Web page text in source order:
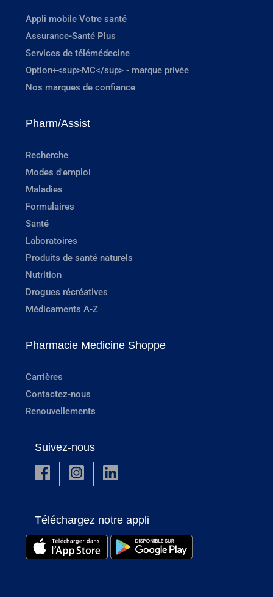
Appli mobile Votre santé
Assurance-Santé Plus
Services de télémédecine
Option+<sup>MC</sup> - marque privée
Nos marques de confiance
Pharm/Assist
Recherche
Modes d'emploi
Maladies
Formulaires
Santé
Laboratoires
Produits de santé naturels
Nutrition
Drogues récréatives
Médicaments A-Z
Pharmacie Medicine Shoppe
Carrières
Contactez-nous
Renouvellements
Suivez-nous
Téléchargez notre appli